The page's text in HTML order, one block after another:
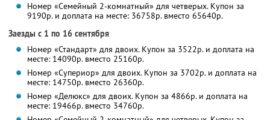
Номер «Семейный 2-комнатный» для четверых. Купон за
9190р. и доплата на месте: 36758р. вместо 65640р.
Заезды с 1 по 16 сентября
Номер «Стандарт» для двоих. Купон за 3522р. и доплата на
месте: 14090р. вместо 25160р.
Номер «Супериор» для двоих. Купон за 3702р. и доплата на
месте: 14750р. вместо 26360р.
Номер «Делюкс» для двоих. Купон за 4866р. и доплата на
месте: 19466р. вместо 34760р.